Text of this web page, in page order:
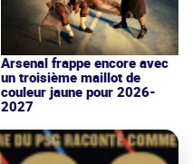
Arsenal frappe encore avec
un troisième maillot de
couleur jaune pour 2026-
2027